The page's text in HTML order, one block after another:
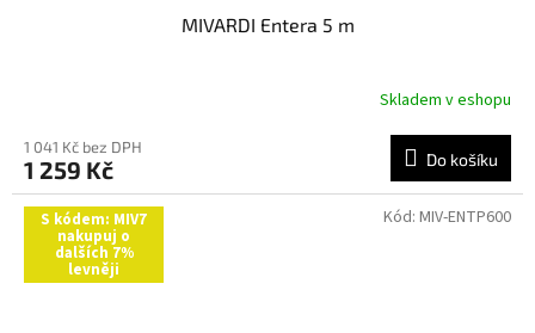
MIVARDI Entera 5 m
Skladem v eshopu
1 041 Kč bez DPH
1 259 Kč Do košíku
S kódem: MIV7
nakupuj o
dalších 7%
levněji
Kód: MIV-ENTP600